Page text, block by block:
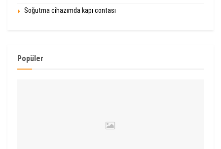
Soğutma cihazımda kapı contası
Popüler